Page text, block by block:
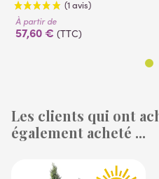
(1 avis)
À partir de
57,60 € (TTC)
Les clients qui ont
également acheté ...